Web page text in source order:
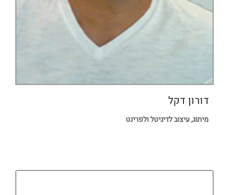
דורון דקל
מיתוג, עיצוב לדיגיטל ולפרינט